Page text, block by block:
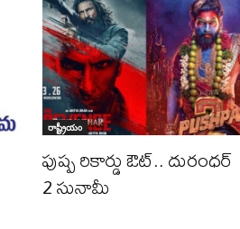
రాష్ట్రీయం
పుష్ప రికార్డు ఔట్‌.. దురంధ‌ర్
2 సునామీ